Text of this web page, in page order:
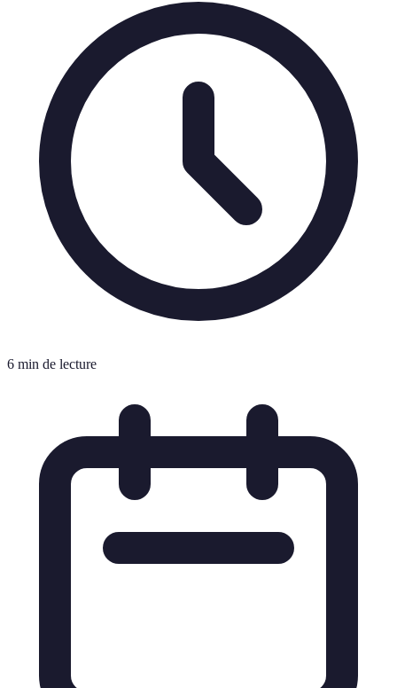
6 min de lecture